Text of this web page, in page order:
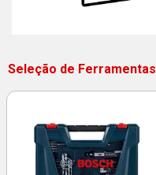
Seleção de Ferramentas